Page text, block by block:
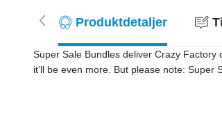
Produktdetaljer
Super Sale Bundles deliver Crazy
it’ll be even more. But please note: Super